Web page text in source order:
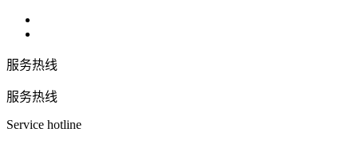
服务热线
服务热线
Service hotline